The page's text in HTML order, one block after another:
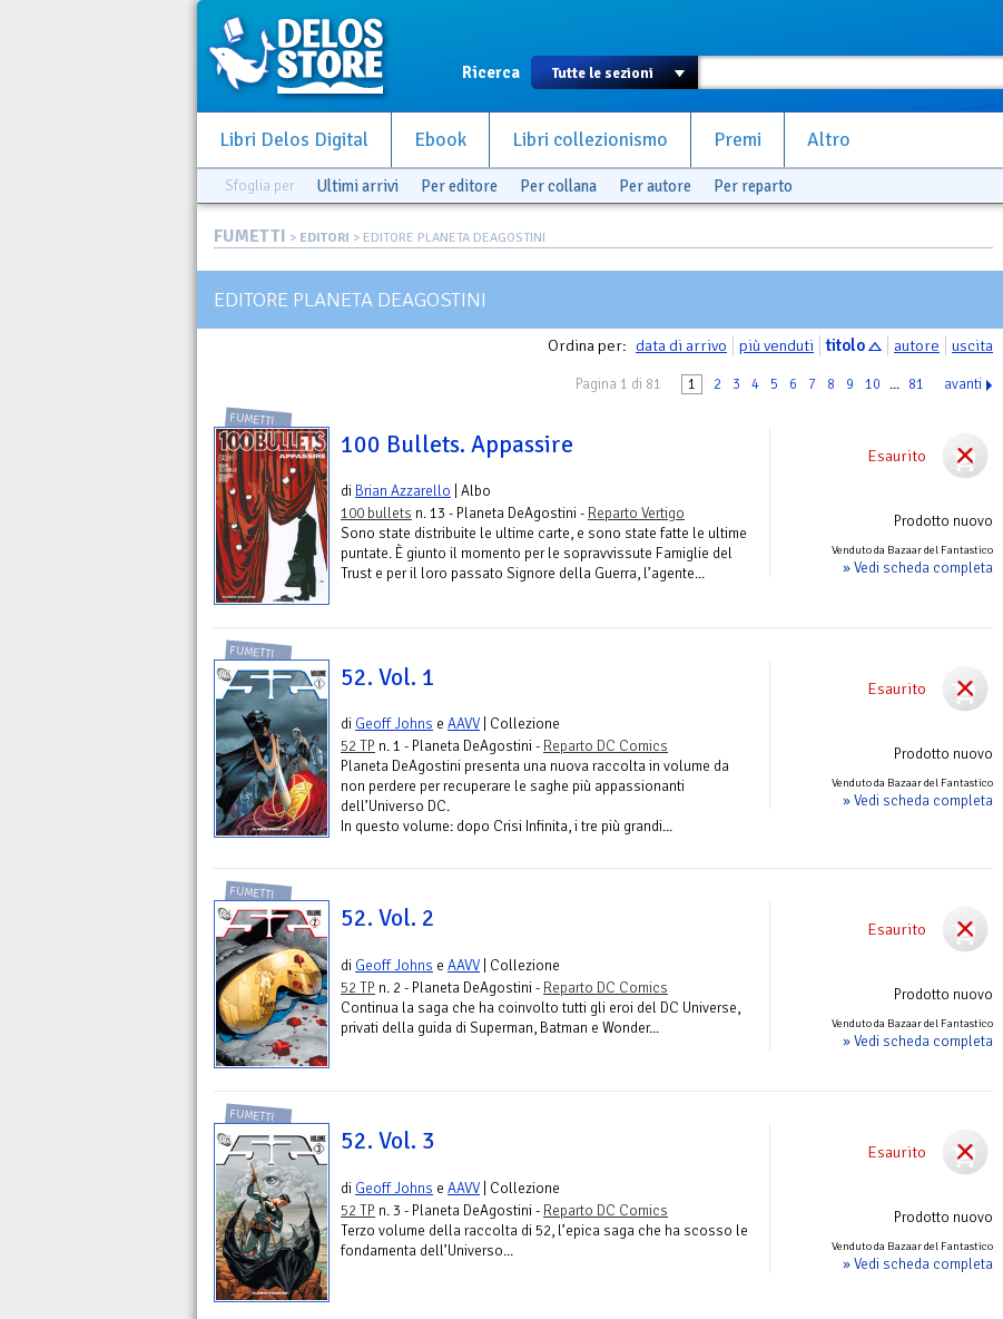
Ricerca
Libri Delos Digital Ebook Libri collezionismo Premi Altro
Sfoglia per Ultimi arrivi Per editore Per collana Per autore Per reparto
FUMETTI > EDITORI > EDITORE PLANETA DEAGOSTINI
EDITORE PLANETA DEAGOSTINI
Ordina per: data di arrivo più venduti titolo autore uscita
Pagina 1 di 81 1 2 3 4 5 6 7 8 9 10 ... 81 avanti
Esaurito
Prodotto nuovo
Venduto da Bazaar del Fantastico
» Vedi scheda completa
FUMETTI
100 Bullets. Appassire
di Brian Azzarello | Albo
100 bullets n. 13 - Planeta DeAgostini - Reparto Vertigo
Sono state distribuite le ultime carte, e sono state fatte le ultime
puntate. È giunto il momento per le sopravvissute Famiglie del
Trust e per il loro passato Signore della Guerra, l’agente...
Esaurito
Prodotto nuovo
Venduto da Bazaar del Fantastico
» Vedi scheda completa
FUMETTI
52. Vol. 1
di Geoff Johns e AAVV | Collezione
52 TP n. 1 - Planeta DeAgostini - Reparto DC Comics
Planeta DeAgostini presenta una nuova raccolta in volume da
non perdere per recuperare le saghe più appassionanti
dell’Universo DC.
In questo volume: dopo Crisi Infinita, i tre più grandi...
Esaurito
Prodotto nuovo
Venduto da Bazaar del Fantastico
» Vedi scheda completa
FUMETTI
52. Vol. 2
di Geoff Johns e AAVV | Collezione
52 TP n. 2 - Planeta DeAgostini - Reparto DC Comics
Continua la saga che ha coinvolto tutti gli eroi del DC Universe,
privati della guida di Superman, Batman e Wonder...
Esaurito
Prodotto nuovo
Venduto da Bazaar del Fantastico
» Vedi scheda completa
FUMETTI
52. Vol. 3
di Geoff Johns e AAVV | Collezione
52 TP n. 3 - Planeta DeAgostini - Reparto DC Comics
Terzo volume della raccolta di 52, l’epica saga che ha scosso le
fondamenta dell’Universo...